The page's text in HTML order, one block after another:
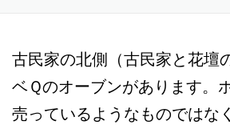
古民家の北側（古民家と花壇
ベＱのオーブンがあります。
売っているようなものではな